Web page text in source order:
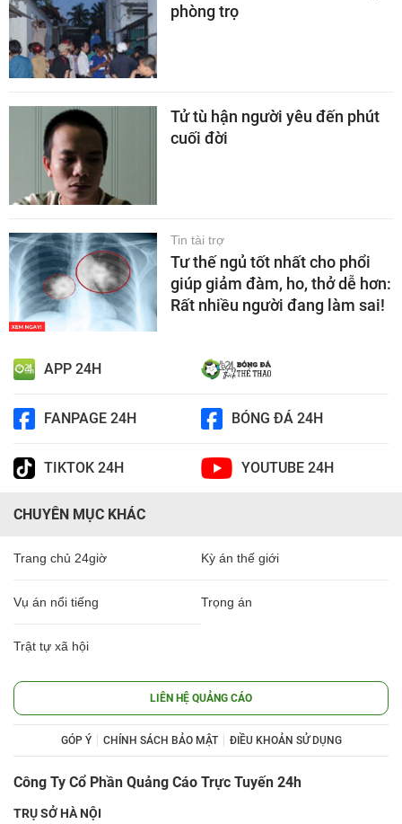
phòng trọ
Tử tù hận người yêu đến phút
cuối đời
Tin tài trợ
Tư thế ngủ tốt nhất cho phổi
giúp giảm đàm, ho, thở dễ hơn:
Rất nhiều người đang làm sai!
APP 24H
FANPAGE 24H BÓNG ĐÁ 24H
TIKTOK 24H YOUTUBE 24H
CHUYÊN MỤC KHÁC
Trang chủ 24giờ Kỳ án thế giới
Vụ án nổi tiếng Trọng án
Trật tự xã hội
LIÊN HỆ QUẢNG CÁO
GÓP Ý CHÍNH SÁCH BẢO MẬT ĐIỀU KHOẢN SỬ DỤNG
Công Ty Cổ Phần Quảng Cáo Trực Tuyến 24h
TRỤ SỞ HÀ NỘI